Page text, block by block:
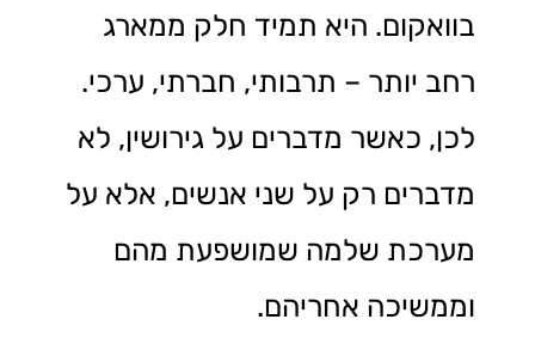
בוואקום. היא תמיד חלק ממארג
רחב יותר – תרבותי, חברתי, ערכי.
לכן, כאשר מדברים על גירושין, לא
מדברים רק על שני אנשים, אלא על
מערכת שלמה שמושפעת מהם
וממשיכה אחריהם.